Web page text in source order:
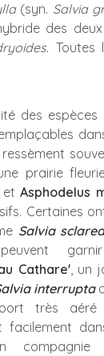
(syn. Salvia
des
. Toutes
des espèces
prairie
etAsphodelus
Certaines
Salvia
Cathare', un
interrupta
très aéré
facilement
compagnie